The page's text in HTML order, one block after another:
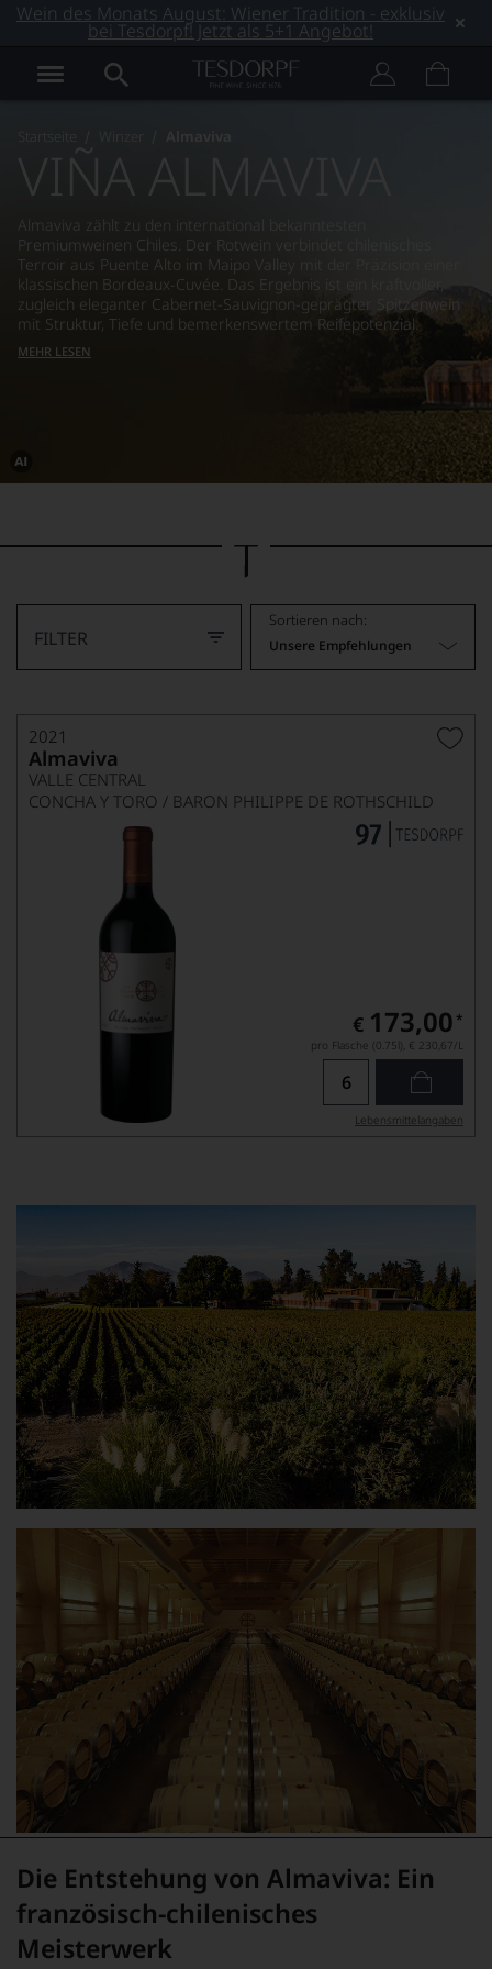
Wein des Monats August: Wiener Tradition - exklusiv
bei Tesdorpf! Jetzt als 5+1 Angebot!
Dieses
von
VIÑA ALMAVIVA
Almaviva zählt zu den international bekanntesten
Premiumweinen Chiles. Der Rotwein verbindet chilenisches
Terroir aus Puente Alto im Maipo Valley mit der Präzision einer
klassischen Bordeaux-Cuvée. Das Ergebnis ist ein kraftvoller,
zugleich eleganter Cabernet-Sauvignon-geprägter Spitzenwein
mit Struktur, Tiefe und bemerkenswertem Reifepotenzial.
MEHR LESEN
FILTER
Sortieren nach:
Unsere Empfehlungen
2021
Almaviva
VALLE CENTRAL
CONCHA Y TORO / BARON PHILIPPE DE ROTHSCHILD
€ 173,00 *
pro Flasche (0.75l), € 230,67/L
Lebensmittel­angaben
Die Entstehung von Almaviva: Ein
französisch-chilenisches
Meisterwerk